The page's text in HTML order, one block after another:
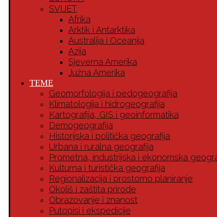
SVIJET
Afrika
Arktik i Antarktika
Australija i Oceanija
Azija
Sjeverna Amerika
Južna Amerika
TEME
Geomorfologija i pedogeografija
Klimatologija i hidrogeografija
Kartografija, GIS i geoinformatika
Demogeografija
Historijska i politička geografija
Urbana i ruralna geografija
Prometna, industrijska i ekonomska
Kulturna i turistička geografija
Regionalizacija i prostorno planiranje
Okoliš i zaštita prirode
Obrazovanje i znanost
Putopisi i ekspedicije